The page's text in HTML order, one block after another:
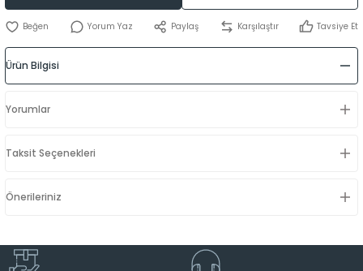
Yorum Yaz Paylaş Karşılaştır Tavsiye Et
Ürün Bilgisi
Yorumlar
Taksit Seçenekleri
Önerileriniz